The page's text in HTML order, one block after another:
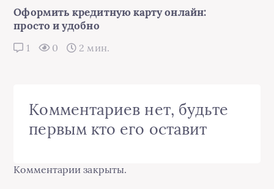
Оформить кредитную карту онлайн:
просто и удобно
1 0 2 мин.
Комментариев нет, будьте
первым кто его оставит
Комментарии закрыты.